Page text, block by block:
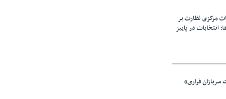
مرکزی نظارت بر
انتخابات در پاییز
سربازان فراری»